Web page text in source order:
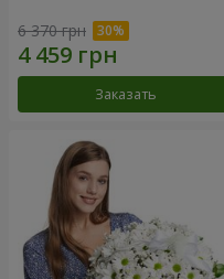
6 370 грн
Заказать